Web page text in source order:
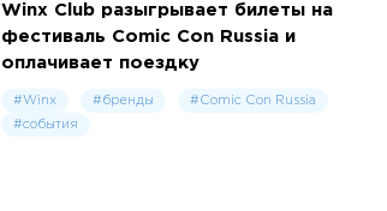
Winx Club разыгрывает билеты на
фестиваль Comiс Con Russia и
оплачивает поездку
#Winx #бренды
#Comic Con Russia
#события